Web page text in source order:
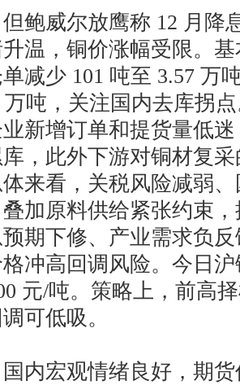
威尔放鹰称 12 月降
温，铜价涨幅受限。
减少 101 吨至 3.57 万
万吨，关注国内去库拐
新增订单和提货量低
，此外下游对铜材复
来看，关税风险减弱
加原料供给紧张约束
期下修、产业需求负
冲高回调风险。今日
元/吨。策略上，前高
可低吸。
宏观情绪良好，期货